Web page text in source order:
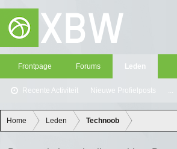
Frontpage Forums Leden
Recente Activiteit Nieuwe Profielposts ...
Home Leden Technoob